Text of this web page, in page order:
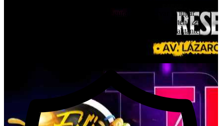
que el cupo es limitado, así que asegúrate de reservar tu lugar
llamando al 📱 452.136.12.18. ¡No dejes que te lo cuenten! 🎉
#CantaritosFifi #Tributo #LaArrolladora #BandaLaImpaktante